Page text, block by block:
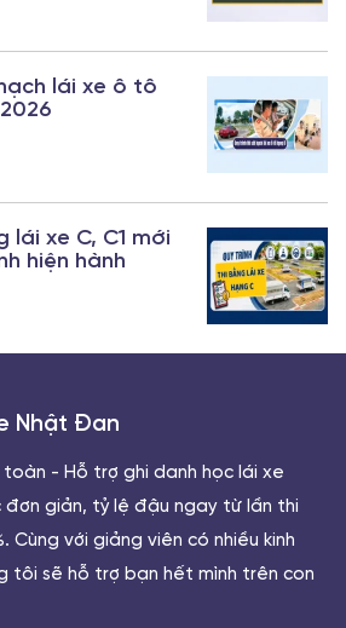
lái xe ô tô
lái xe C, C1 mới
hiện hành
Nhật Đan
toàn - Hỗ trợ ghi danh học lái xe
đơn giản, tỷ lệ đậu ngay từ lần thi
Cùng với giảng viên có nhiều kinh
tôi sẽ hỗ trợ bạn hết mình trên con